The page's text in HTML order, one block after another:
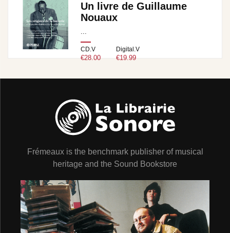
Un livre de Guillaume
Nouaux
...
CD.V
€28.00
Digital.V
€19.99
Frémeaux is the benchmark publisher of musical
heritage and the Sound Bookstore